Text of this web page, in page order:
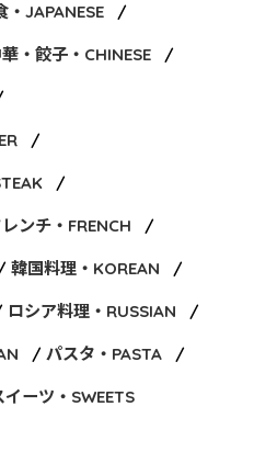
・JAPANESE
・餃子・CHINESE
レンチ・FRENCH
韓国料理・KOREAN
ロシア料理・RUSSIAN
パスタ・PASTA
イーツ・SWEETS